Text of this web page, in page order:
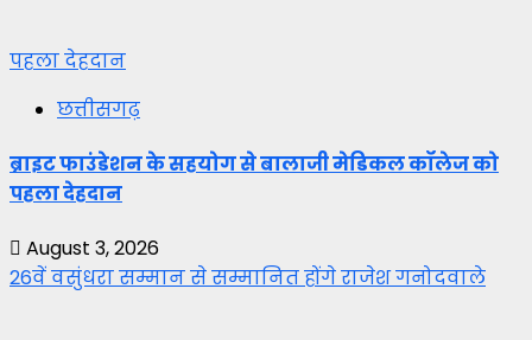
पहला देहदान
छत्तीसगढ़
ब्राइट फाउंडेशन के सहयोग से बालाजी मेडिकल कॉलेज को
पहला देहदान
August 3, 2026
26वें वसुंधरा सम्मान से सम्मानित होंगे राजेश गनोदवाले